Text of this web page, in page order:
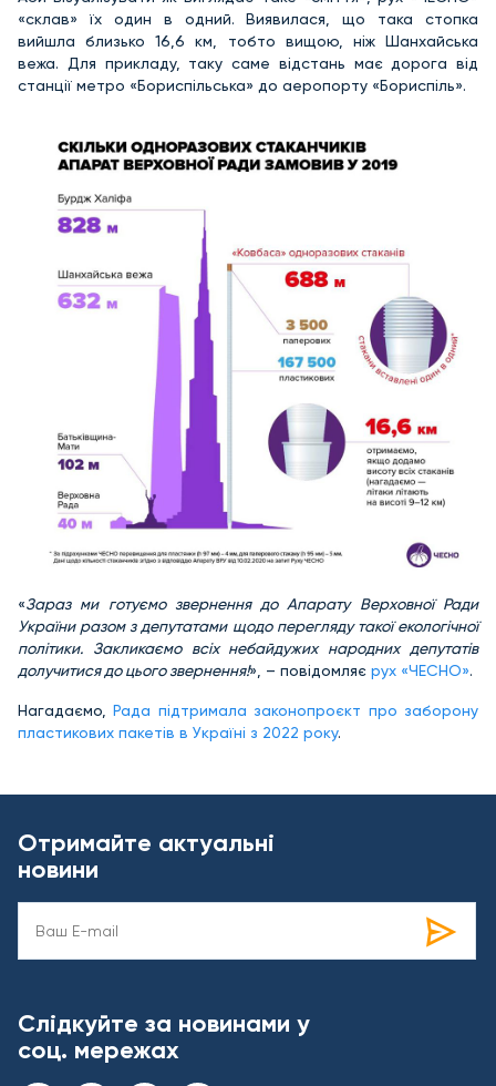
«склав» їх один в одний. Виявилася, що така стопка
вийшла близько 16,6 км, тобто вищою, ніж Шанхайська
вежа. Для прикладу, таку саме відстань має дорога від
станції метро «Бориспільська» до аеропорту «Бориспіль».
«Зараз ми готуємо звернення до Апарату Верховної Ради
України разом з депутатами щодо перегляду такої екологічної
політики. Закликаємо всіх небайдужих народних депутатів
долучитися до цього звернення!», – повідомляє рух «ЧЕСНО».
Нагадаємо,Рада підтримала законопроєкт про заборону
пластикових пакетів в Україні з 2022 року.
Отримайте актуальні
новини
Слідкуйте за новинами у
соц. мережах